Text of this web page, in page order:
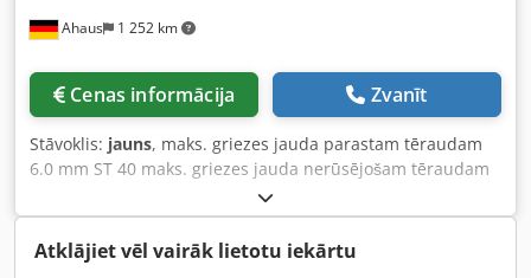
Ahaus 1 252 km
Cenas informācija Zvanīt
Stāvoklis: jauns, maks. griezes jauda parastam tēraudam
6.0 mm ST 40 maks. griezes jauda nerūsējošam tēraudam
3.0 mm VA Griešanas leņķa iestatīšana bez pakāpēm no
30° līdz 140° Naža garums 200 x 200 mm Codpfx
Ajxcuybodwjrf Galds: 900 x 990 mm Darba augstums 940
mm Perforācijas spēks 35,0 pie 6,0 mm ST 40 Izturība /
Atklājiet vēl vairāk lietotu iekārtu